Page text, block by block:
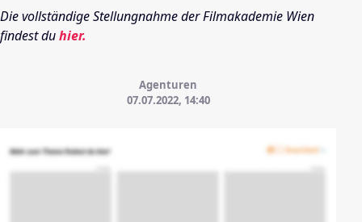
Die vollständige Stellungnahme der Filmakademie Wien
findest duhier.
Agenturen
07.07.2022, 14:40